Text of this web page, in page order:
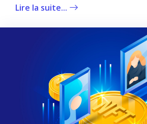
Lire la suite...